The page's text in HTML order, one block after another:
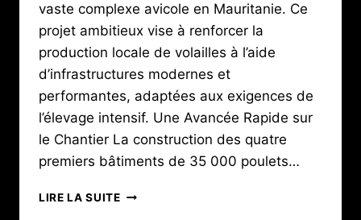
vaste complexe avicole en Mauritanie. Ce
projet ambitieux vise à renforcer la
production locale de volailles à l’aide
d’infrastructures modernes et
performantes, adaptées aux exigences de
l’élevage intensif. Une Avancée Rapide sur
le Chantier La construction des quatre
premiers bâtiments de 35 000 poulets…
LIRE LA SUITEMAURITANIE